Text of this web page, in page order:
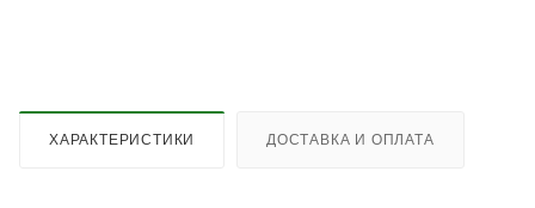
ХАРАКТЕРИСТИКИ ДОСТАВКА И ОПЛАТА